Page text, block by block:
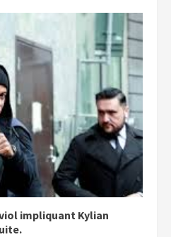
impliquant Kylian